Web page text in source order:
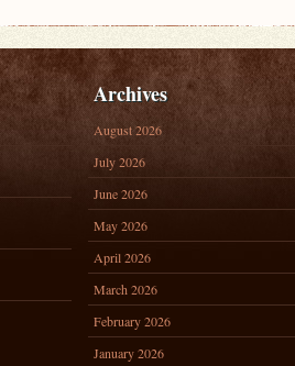
Archives
August 2026
July 2026
June 2026
May 2026
April 2026
March 2026
February 2026
January 2026